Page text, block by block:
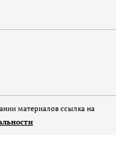
материалов ссылка на